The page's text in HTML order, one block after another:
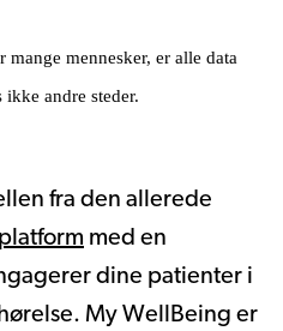
mennesker, er alle data
andre steder.
fra den allerede
med en
dine patienter i
My WellBeing er